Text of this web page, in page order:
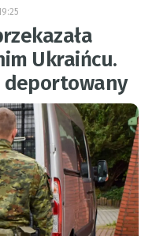
Ukraińcu.
deportowany